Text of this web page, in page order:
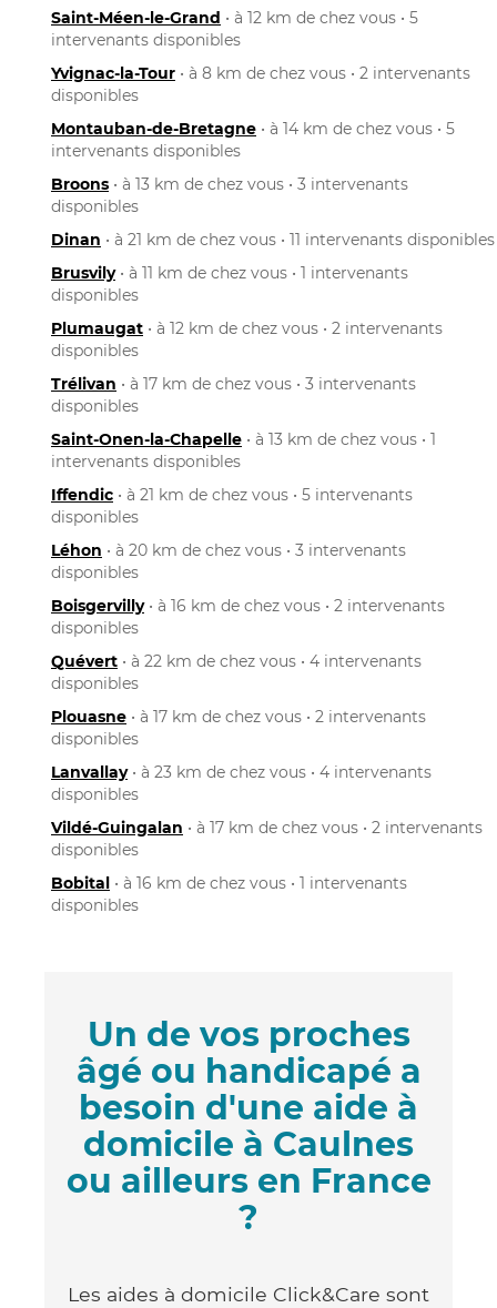
Saint-Méen-le-Grand • à 12 km de chez vous • 5
intervenants disponibles
Yvignac-la-Tour • à 8 km de chez vous • 2 intervenants
disponibles
Montauban-de-Bretagne • à 14 km de chez vous • 5
intervenants disponibles
Broons • à 13 km de chez vous • 3 intervenants
disponibles
Dinan • à 21 km de chez vous • 11 intervenants disponibles
Brusvily• à 11 km de chez vous • 1 intervenants
disponibles
Plumaugat • à 12 km de chez vous • 2 intervenants
disponibles
Trélivan • à 17 km de chez vous • 3 intervenants
disponibles
Saint-Onen-la-Chapelle • à 13 km de chez vous • 1
intervenants disponibles
Iffendic • à 21 km de chez vous • 5 intervenants
disponibles
Léhon • à 20 km de chez vous • 3 intervenants
disponibles
Boisgervilly• à 16 km de chez vous • 2 intervenants
disponibles
Quévert • à 22 km de chez vous • 4 intervenants
disponibles
Plouasne • à 17 km de chez vous • 2 intervenants
disponibles
Lanvallay• à 23 km de chez vous • 4 intervenants
disponibles
Vildé-Guingalan • à 17 km de chez vous • 2 intervenants
disponibles
Bobital • à 16 km de chez vous • 1 intervenants
disponibles
Un de vos proches
âgé ou handicapé a
besoin d'une aide à
domicile à Caulnes
ou ailleurs en France
?
Les aides à domicile Click&Care sont